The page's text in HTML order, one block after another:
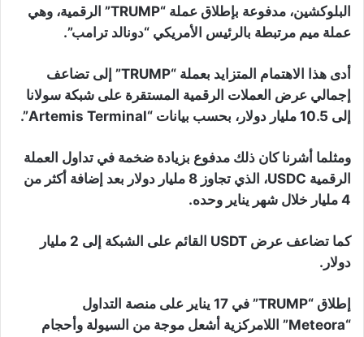
البلوكشين، مدفوعة بإطلاق عملة “TRUMP” الرقمية، وهي
عملة ميم مرتبطة بالرئيس الأمريكي “دونالد ترامب”.
أدى هذا الاهتمام المتزايد بعملة “TRUMP” إلى تضاعف
إجمالي عرض العملات الرقمية المستقرة على شبكة سولانا
إلى 10.5 مليار دولار، بحسب بيانات “Artemis Terminal”.
ومثلما أشرنا كان ذلك مدفوع بزيادة ضخمة في تداول العملة
الرقمية USDC، الذي تجاوز 8 مليار دولار بعد إضافة أكثر من
4 مليار خلال شهر يناير وحده.
كما تضاعف عرض USDT القائم على الشبكة إلى 2 مليار
دولار.
إطلاق “TRUMP” في 17 يناير على منصة التداول
“Meteora” اللامركزية أشعل موجة من السيولة وأحجام